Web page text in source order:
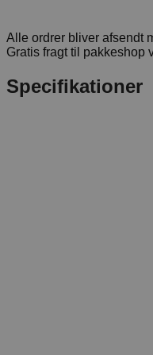
Alle ordrer bliver afsendt
Gratis fragt til pakkeshop
Specifikationer